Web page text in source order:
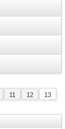
11 12
13